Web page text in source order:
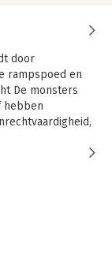
door
rampspoed en
De monsters
hebben
bedreigen nu
de
en
te